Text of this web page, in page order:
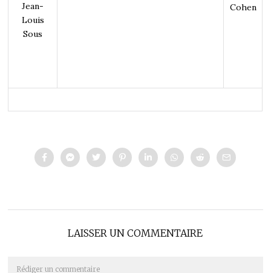
Jean-
Louis
Sous
Cohen
LAISSER UN COMMENTAIRE